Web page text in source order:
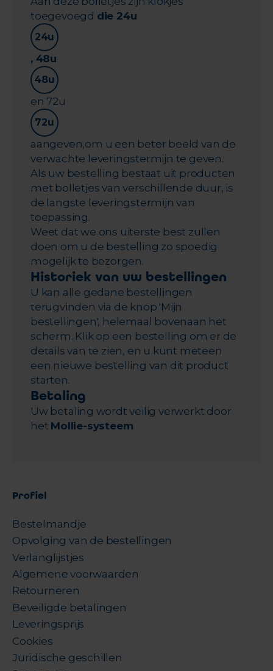
toegevoegd die 24u
24u
, 48u
48u
en 72u
72u
aangeven,om u een beter beeld van de
verwachte leveringstermijn te geven.
Als uw bestelling bestaat uit producten
met bolletjes van verschillende duur, is
de langste leveringstermijn van
toepassing.
Weet dat we ons uiterste best zullen
doen om u de bestelling zo spoedig
mogelijk te bezorgen.
Historiek van uw bestellingen
U kan alle gedane bestellingen
terugvinden via de knop 'Mijn
bestellingen', helemaal bovenaan het
scherm. Klik op een bestelling om er de
details van te zien, en u kunt meteen
een nieuwe bestelling van dit product
starten.
Betaling
Uw betaling wordt veilig verwerkt door
het Mollie-systeem
Profiel
Bestelmandje
Opvolging van de bestellingen
Verlanglijstjes
Algemene voorwaarden
Retourneren
Beveiligde betalingen
Leveringsprijs
Cookies
Juridische geschillen